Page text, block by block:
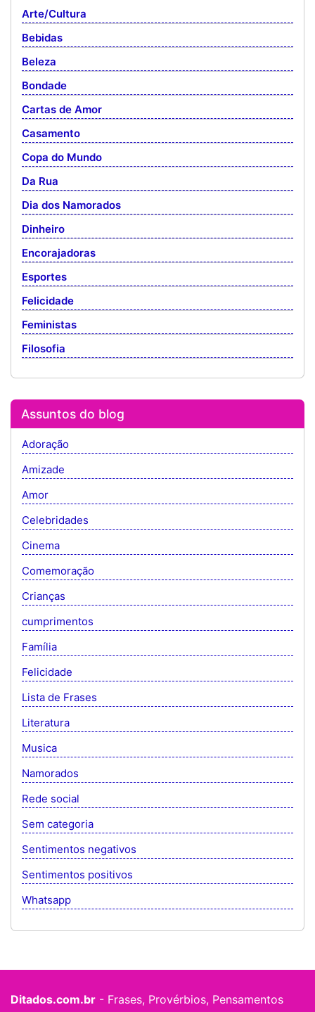
Arte/Cultura
Bebidas
Beleza
Bondade
Cartas de Amor
Casamento
Copa do Mundo
Da Rua
Dia dos Namorados
Dinheiro
Encorajadoras
Esportes
Felicidade
Feministas
Filosofia
Assuntos do blog
Adoração
Amizade
Amor
Celebridades
Cinema
Comemoração
Crianças
cumprimentos
Família
Felicidade
Lista de Frases
Literatura
Musica
Namorados
Rede social
Sem categoria
Sentimentos negativos
Sentimentos positivos
Whatsapp
Ditados.com.br - Frases, Provérbios, Pensamentos